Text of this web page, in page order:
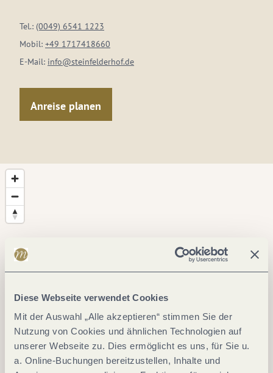
Diese Webseite verwendet Cookies
Mit der Auswahl „Alle akzeptieren“ stimmen Sie der
Nutzung von Cookies und ähnlichen Technologien auf
unserer Webseite zu. Dies ermöglicht es uns, für Sie u.
a. Online-Buchungen bereitzustellen, Inhalte und
Tel.: (0049) 6541 1223
Mobil: +49 1717418660
E-Mail: info@steinfelderhof.de
Anreise planen